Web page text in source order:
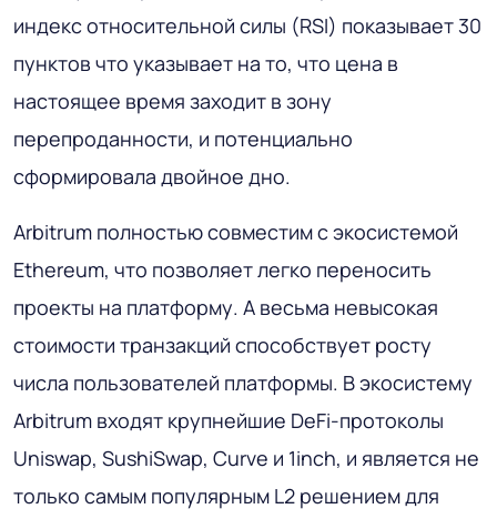
индекс относительной силы (RSI) показывает 30
пунктов что указывает на то, что цена в
настоящее время заходит в зону
перепроданности, и потенциально
сформировала двойное дно.
Arbitrum полностью совместим с экосистемой
Ethereum, что позволяет легко переносить
проекты на платформу. А весьма невысокая
стоимости транзакций способствует росту
числа пользователей платформы. В экосистему
Arbitrum входят крупнейшие DeFi-протоколы
Uniswap, SushiSwap, Curve и 1inch, и является не
только самым популярным L2 решением для